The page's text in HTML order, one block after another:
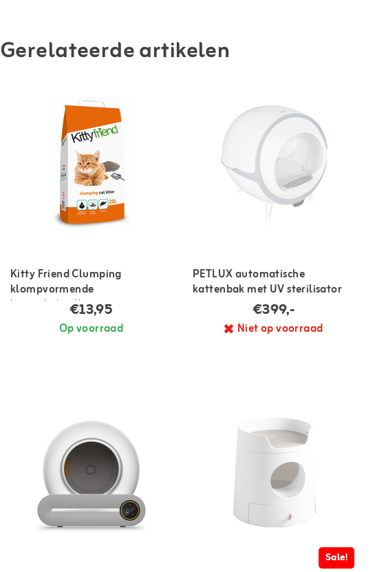
Gerelateerde artikelen
Kitty Friend Clumping
klompvormende
kattenbakvulling
€13,95
Op voorraad
PETLUX automatische
kattenbak met UV sterilisator
€399,-
Niet op voorraad
Sale!